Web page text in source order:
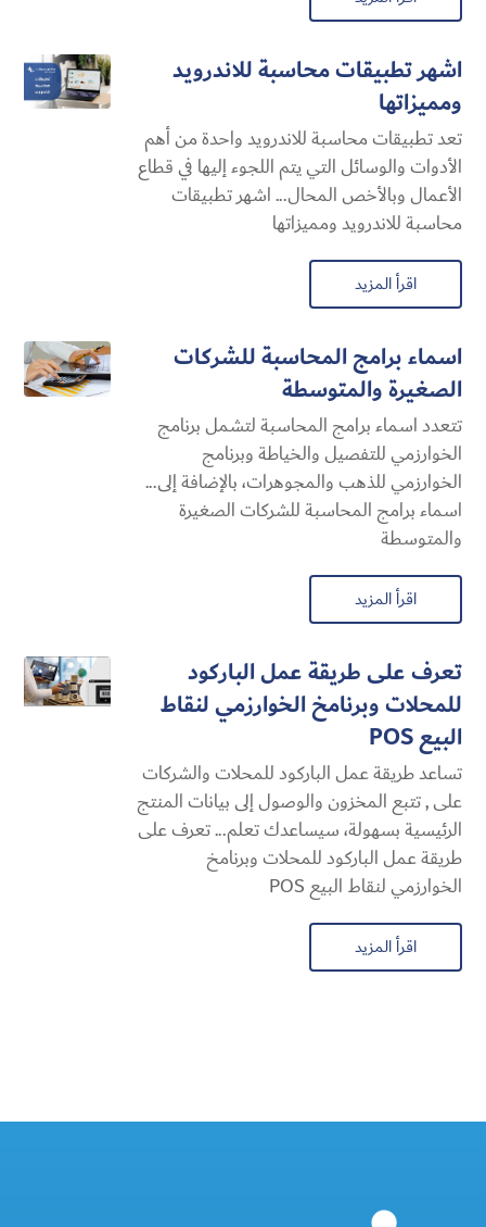
اشهر تطبيقات محاسبة للاندرويد
ومميزاتها
تعد تطبيقات محاسبة للاندرويد واحدة من أهم
الأدوات والوسائل التي يتم اللجوء إليها في قطاع
الأعمال وبالأخص المحال... اشهر تطبيقات
محاسبة للاندرويد ومميزاتها
اقرأ المزيد
اسماء برامج المحاسبة للشركات
الصغيرة والمتوسطة
تتعدد اسماء برامج المحاسبة لتشمل برنامج
الخوارزمي للتفصيل والخياطة وبرنامج
الخوارزمي للذهب والمجوهرات، بالإضافة إلى...
اسماء برامج المحاسبة للشركات الصغيرة
والمتوسطة
اقرأ المزيد
تعرف على طريقة عمل الباركود
للمحلات وبرنامخ الخوارزمي لنقاط
البيع POS
تساعد طريقة عمل الباركود للمحلات والشركات
على , تتبع المخزون والوصول إلى بيانات المنتج
الرئيسية بسهولة، سيساعدك تعلم... تعرف على
طريقة عمل الباركود للمحلات وبرنامخ
الخوارزمي لنقاط البيع POS
اقرأ المزيد